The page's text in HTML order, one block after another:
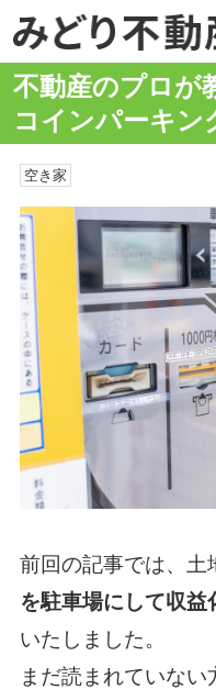
不動産のプロが
コインパーキン
空き家
前回の記事では、土
を駐車場にして収益
いたしました。
まだ読まれていな